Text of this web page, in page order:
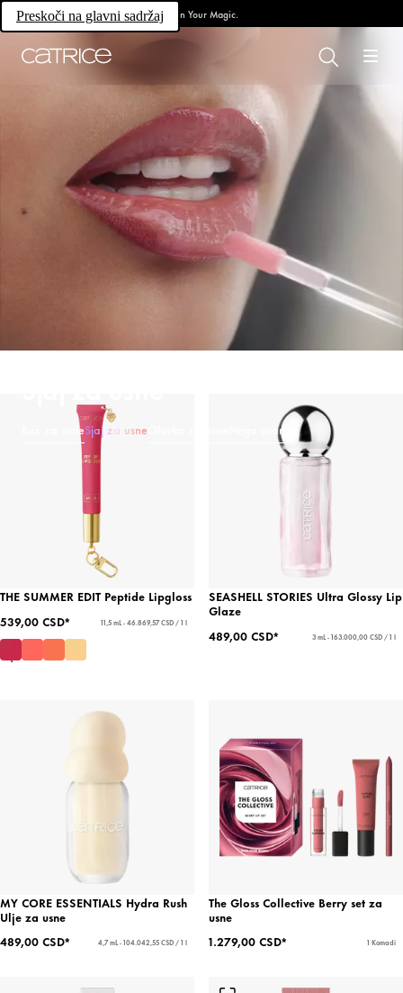
Preskoči na glavni sadržaj Own Your Magic.
Ruž za usneSjaj za usne Nega usana
THE SUMMER EDIT Peptide Lipgloss
539,00 CSD*
11,5 mL - 46.869,57 CSD / 1 l
SEASHELL STORIES Ultra Glossy Lip
Glaze
489,00 CSD*
3 mL - 163.000,00 CSD / 1 l
MY CORE ESSENTIALS Hydra Rush
Ulje za usne
489,00 CSD*
4,7 mL - 104.042,55 CSD / 1 l
The Gloss Collective Berry set za
usne
1.279,00 CSD*
1 Komadi